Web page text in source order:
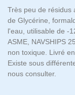
Très peu de résidus
de Glycérine,
l'eau, utilisable de -
ASME, NAVSHIPS
non toxique. Livré
Existe sous
nous consulter.